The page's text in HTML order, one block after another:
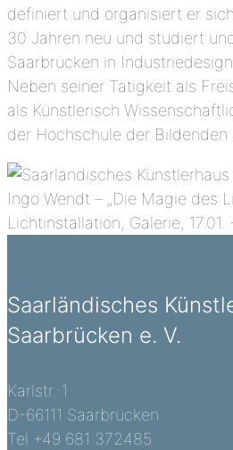
definiert und organisiert er
30 Jahren neu und studiert
Saarbrücken in
Neben seiner Tätigkeit als
als Künstlerisch
der Hochschule der Bildenden
Saarländisches
Saarbrücken e. V.
Karlstr. 1
D-66111 Saarbrücken
Tel +49 681 372485